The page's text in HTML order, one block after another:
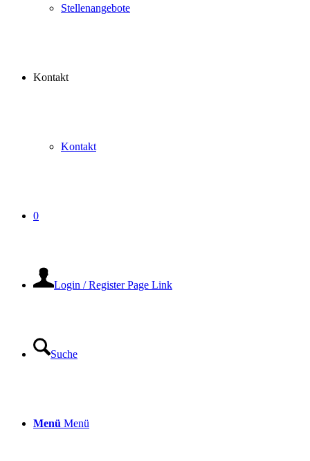
Stellenangebote
Kontakt
Kontakt
0
Login / Register Page Link
Suche
Menü Menü